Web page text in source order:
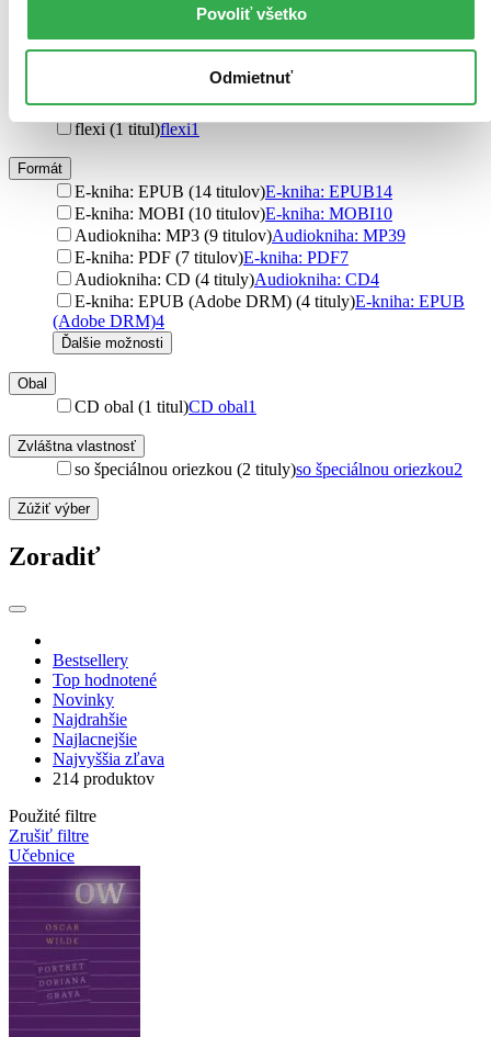
Povoliť všetko
Odmietnuť
pevná väzba (88 titulov)pevná väzba88
pevná väzba s prebalom (10 titulov)
prebalom10
flexi (1 titul)flexi1
Formát
E-kniha: EPUB (14 titulov)E-kniha: EPUB14
E-kniha: MOBI (10 titulov)E-kniha: MOBI10
Audiokniha: MP3 (9 titulov)Audiokniha: MP39
E-kniha: PDF (7 titulov)E-kniha: PDF7
Audiokniha: CD (4 tituly)Audiokniha: CD4
E-kniha: EPUB (Adobe DRM) (4 tituly)E-kniha: EPUB
(Adobe DRM)4
Ďalšie možnosti
Obal
CD obal (1 titul)CD obal1
Zvláštna vlastnosť
so špeciálnou oriezkou (2 tituly)so špeciálnou oriezkou2
Zúžiť výber
Zoradiť
Bestsellery
Top hodnotené
Novinky
Najdrahšie
Najlacnejšie
Najvyššia zľava
214 produktov
Použité filtre
Zrušiť filtre
Učebnice